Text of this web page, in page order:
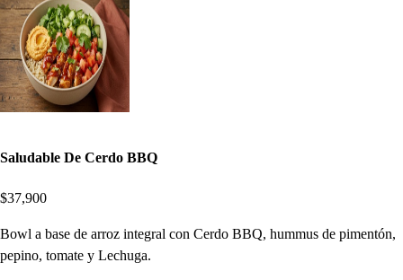
Saludable De Cerdo BBQ
$37,900
Bowl a base de arroz integral con Cerdo BBQ, hummus de pimentón,
pepino, tomate y Lechuga.